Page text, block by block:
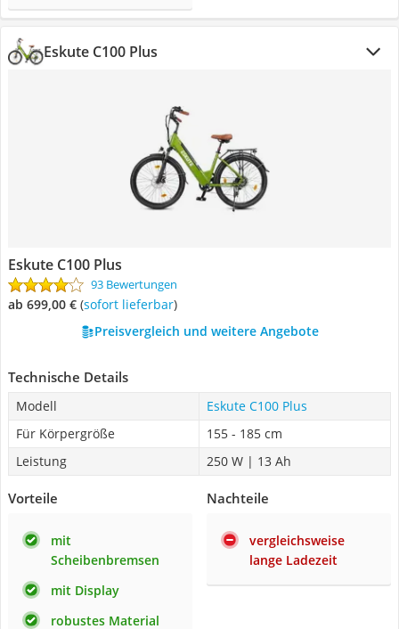
Eskute C100 Plus
Eskute C100 Plus
93 Bewertungen
ab 699,00 € ( Sofort lieferbar)
Preisvergleich und weitere Angebote
Technische Details
Modell
Eskute C100 Plus
Für Körpergröße
155 - 185 cm
Leistung
250 W | 13 Ah
Vorteile
mit
Scheibenbremsen
mit Display
robustes Material
Nachteile
vergleichsweise
lange Ladezeit